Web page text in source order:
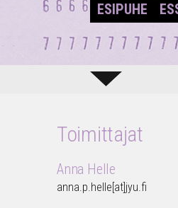
ESIPUHE
Toimittajat
Anna Helle
anna.p.helle[at]jyu.fi